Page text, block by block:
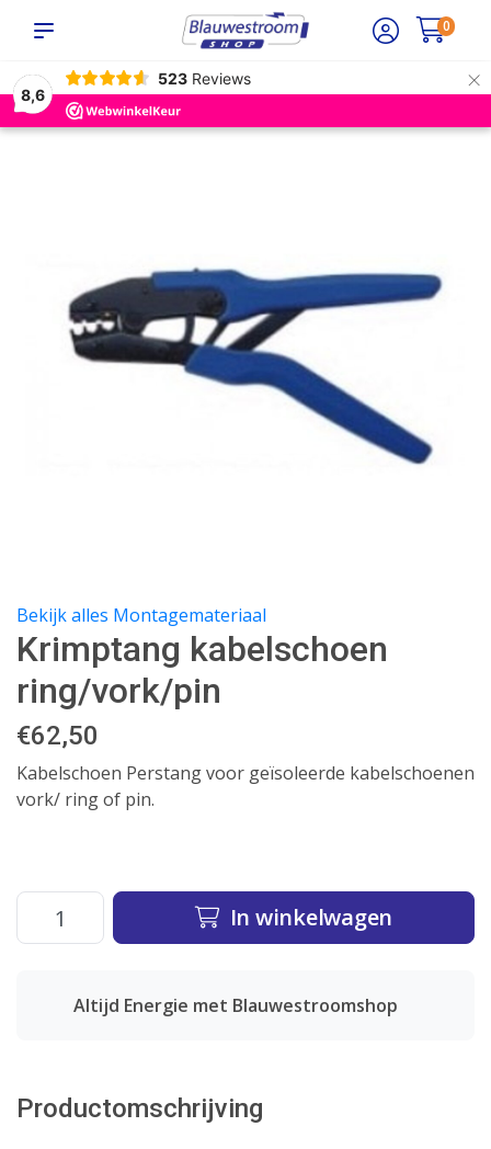
8,6
523 Reviews ×
0
Bekijk alles Montagemateriaal
Krimptang kabelschoen
ring/vork/pin
€62,50
Kabelschoen Perstang voor geïsoleerde kabelschoenen
vork/ ring of pin.
In winkelwagen
Altijd Energie met Blauwestroomshop
Productomschrijving